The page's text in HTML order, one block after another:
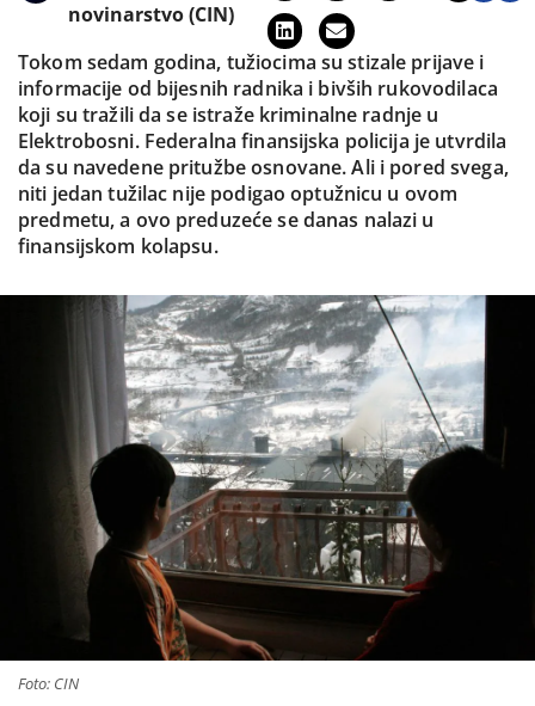
novinarstvo (CIN)
Tokom sedam godina, tužiocima su stizale prijave i
informacije od bijesnih radnika i bivših rukovodilaca
koji su tražili da se istraže kriminalne radnje u
Elektrobosni. Federalna finansijska policija je utvrdila
da su navedene pritužbe osnovane. Ali i pored svega,
niti jedan tužilac nije podigao optužnicu u ovom
predmetu, a ovo preduzeće se danas nalazi u
finansijskom kolapsu.
Foto: CIN